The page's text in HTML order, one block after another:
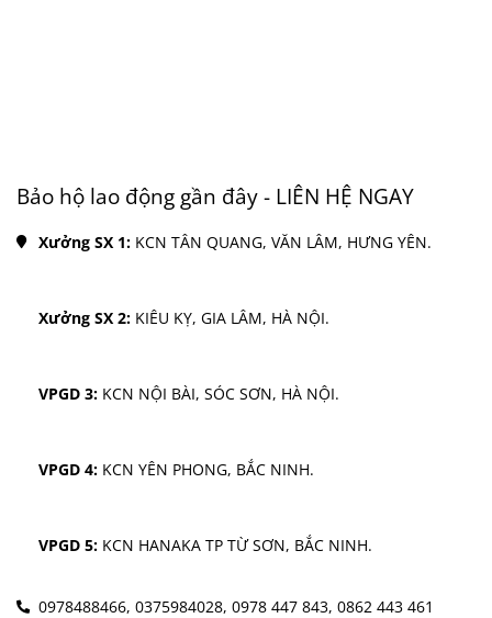
Bảo hộ lao động gần đây - LIÊN HỆ NGAY
Xưởng SX 1: KCN TÂN QUANG, VĂN LÂM, HƯNG YÊN.
Xưởng SX 2: KIÊU KỴ, GIA LÂM, HÀ NỘI.
VPGD 3: KCN NỘI BÀI, SÓC SƠN, HÀ NỘI.
VPGD 4: KCN YÊN PHONG, BẮC NINH.
VPGD 5: KCN HANAKA TP TỪ SƠN, BẮC NINH.
0978488466, 0375984028, 0978 447 843, 0862 443 461